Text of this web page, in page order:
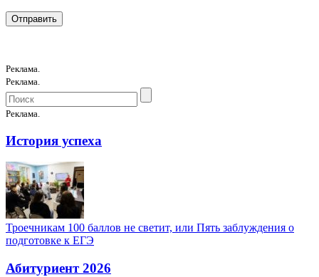
Реклама.
Реклама.
Реклама.
История успеха
Троечникам 100 баллов не светит, или Пять заблуждения о
подготовке к ЕГЭ
Абитуриент 2026